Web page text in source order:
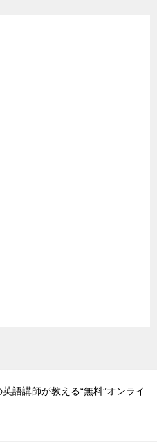
語講師が教える“無料”オンライ